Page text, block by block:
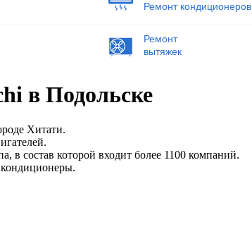
Ремонт кондиционеров
Ремонт
вытяжек
в Подольске
Хитати.
состав которой входит более 1100 компаний.